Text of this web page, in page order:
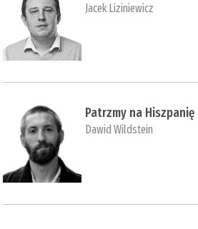
Jacek Liziniewicz
Patrzmy na Hiszpanię
Dawid Wildstein